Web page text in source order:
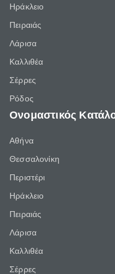
Ηράκλειο
Πειραιάς
Λάρισα
Καλλιθέα
Σέρρες
Ρόδος
Ονομαστικός
Αθήνα
Θεσσαλονίκη
Περιστέρι
Ηράκλειο
Πειραιάς
Λάρισα
Καλλιθέα
Σέρρες